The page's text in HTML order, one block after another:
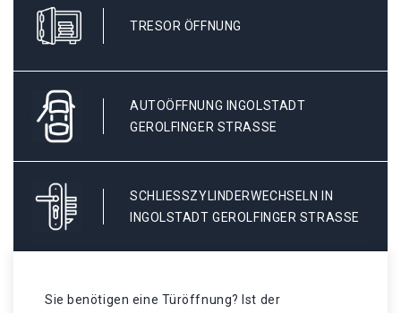
TRESOR ÖFFNUNG
AUTOÖFFNUNG INGOLSTADT
GEROLFINGER STRASSE
SCHLIESSZYLINDERWECHSELN IN I
NGOLSTADT GEROLFINGER STRASSE
Sie benötigen eine Türöffnung? Ist der